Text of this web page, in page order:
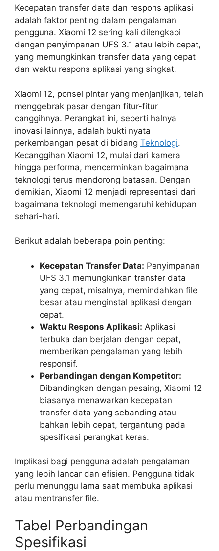
Kecepatan transfer data dan respons aplikasi
adalah faktor penting dalam pengalaman
pengguna. Xiaomi 12 sering kali dilengkapi
dengan penyimpanan UFS 3.1 atau lebih cepat,
yang memungkinkan transfer data yang cepat
dan waktu respons aplikasi yang singkat.
Xiaomi 12, ponsel pintar yang menjanjikan, telah
menggebrak pasar dengan fitur-fitur
canggihnya. Perangkat ini, seperti halnya
inovasi lainnya, adalah bukti nyata
perkembangan pesat di bidang Teknologi.
Kecanggihan Xiaomi 12, mulai dari kamera
hingga performa, mencerminkan bagaimana
teknologi terus mendorong batasan. Dengan
demikian, Xiaomi 12 menjadi representasi dari
bagaimana teknologi memengaruhi kehidupan
sehari-hari.
Berikut adalah beberapa poin penting:
Kecepatan Transfer Data: Penyimpanan
UFS 3.1 memungkinkan transfer data
yang cepat, misalnya, memindahkan file
besar atau menginstal aplikasi dengan
cepat.
Waktu Respons Aplikasi: Aplikasi
terbuka dan berjalan dengan cepat,
memberikan pengalaman yang lebih
responsif.
Perbandingan dengan Kompetitor:
Dibandingkan dengan pesaing, Xiaomi 12
biasanya menawarkan kecepatan
transfer data yang sebanding atau
bahkan lebih cepat, tergantung pada
spesifikasi perangkat keras.
Implikasi bagi pengguna adalah pengalaman
yang lebih lancar dan efisien. Pengguna tidak
perlu menunggu lama saat membuka aplikasi
atau mentransfer file.
Tabel Perbandingan
Spesifikasi